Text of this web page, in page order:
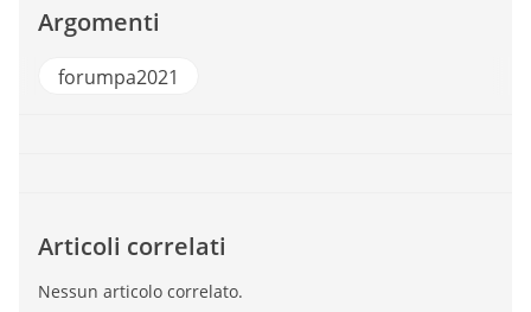
Argomenti
forumpa2021
Articoli correlati
Nessun articolo correlato.